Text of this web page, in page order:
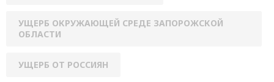
УЩЕРБ ОКРУЖАЮЩЕЙ СРЕДЕ ЗАПОРОЖСКОЙ
ОБЛАСТИ
УЩЕРБ ОТ РОССИЯН